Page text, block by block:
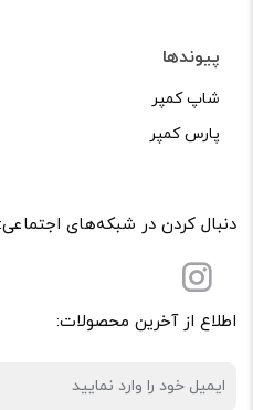
پیوندها
شاپ کمپر
پارس کمپر
دنبال کردن در شبکه‌های اجتماعی:
اطلاع از آخرین محصولات: